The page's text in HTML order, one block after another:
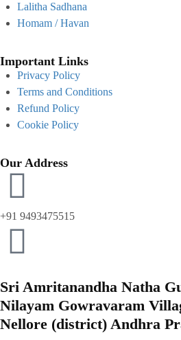
Lalitha Sadhana
Homam / Havan
Important Links
Privacy Policy
Terms and Conditions
Refund Policy
Cookie Policy
Our Address
+91 9493475515
Sri Amritanandha Natha
Nilayam Gowravaram
Nellore (district) Andhra